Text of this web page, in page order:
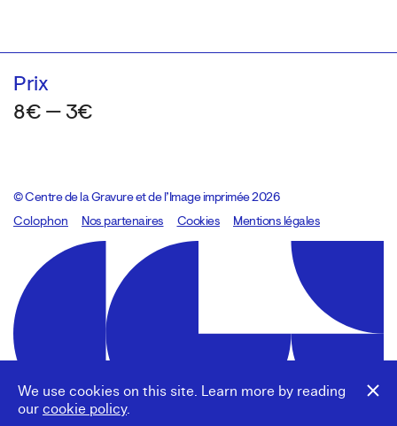
We use cookies on this site. Learn more by reading
our cookie policy.
Prix
8€ — 3€
© Centre de la Gravure et de l’Image imprimée 2026
Colophon
Design:Marcel Kaczmarek, code:8080.studio
Nos partenaires Cookies Mentions légales